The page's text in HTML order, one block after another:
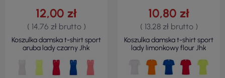
12,00 zł
( 14,76 zł brutto )
Koszulka damska t-shirt sport
aruba lady czarny Jhk
10,80 zł
( 13,28 zł brutto )
Koszulka damska t-shirt sport
lady limonkowy flour Jhk